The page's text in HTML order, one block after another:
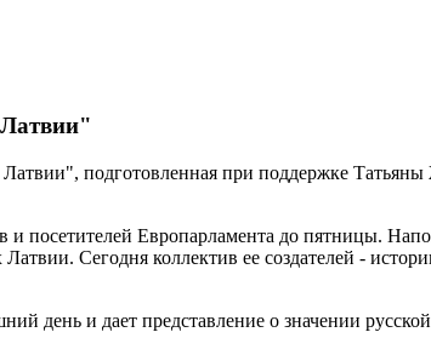
Латвии", подготовленная при поддержке
посетителей Европарламента до пятницы.
Сегодня коллектив ее создателей -
день и дает представление о значении